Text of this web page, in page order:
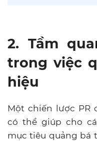
2. Tầm
trong việc
hiệu
Một chiến lược PR
có thể giúp cho
mục tiêu quảng bá